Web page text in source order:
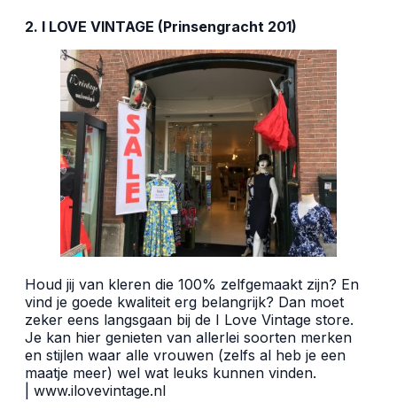
2. I LOVE VINTAGE (Prinsengracht 201)
Houd jij van kleren die 100% zelfgemaakt zijn? En
vind je goede kwaliteit erg belangrijk? Dan moet
zeker eens langsgaan bij de I Love Vintage store.
Je kan hier genieten van allerlei soorten merken
en stijlen waar alle vrouwen (zelfs al heb je een
maatje meer) wel wat leuks kunnen vinden.
www.ilovevintage.nl